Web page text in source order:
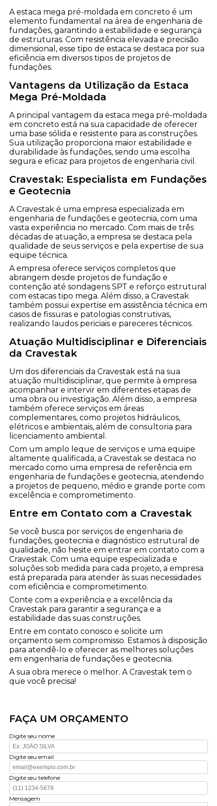
A estaca mega pré-moldada em concreto é um
elemento fundamental na área de engenharia de
fundações, garantindo a estabilidade e segurança
de estruturas. Com resistência elevada e precisão
dimensional, esse tipo de estaca se destaca por sua
eficiência em diversos tipos de projetos de
fundações.
Vantagens da Utilização da Estaca
Mega Pré-Moldada
A principal vantagem da estaca mega pré-moldada
em concreto está na sua capacidade de oferecer
uma base sólida e resistente para as construções.
Sua utilização proporciona maior estabilidade e
durabilidade às fundações, sendo uma escolha
segura e eficaz para projetos de engenharia civil.
Cravestak: Especialista em Fundações
e Geotecnia
A Cravestak é uma empresa especializada em
engenharia de fundações e geotecnia, com uma
vasta experiência no mercado. Com mais de três
décadas de atuação, a empresa se destaca pela
qualidade de seus serviços e pela expertise de sua
equipe técnica.
A empresa oferece serviços completos que
abrangem desde projetos de fundação e
contenção até sondagens SPT e reforço estrutural
com estacas tipo mega. Além disso, a Cravestak
também possui expertise em assistência técnica em
casos de fissuras e patologias construtivas,
realizando laudos periciais e pareceres técnicos.
Atuação Multidisciplinar e Diferenciais
da Cravestak
Um dos diferenciais da Cravestak está na sua
atuação multidisciplinar, que permite à empresa
acompanhar e intervir em diferentes etapas de
uma obra ou investigação. Além disso, a empresa
também oferece serviços em áreas
complementares, como projetos hidráulicos,
elétricos e ambientais, além de consultoria para
licenciamento ambiental.
Com um amplo leque de serviços e uma equipe
altamente qualificada, a Cravestak se destaca no
mercado como uma empresa de referência em
engenharia de fundações e geotecnia, atendendo
a projetos de pequeno, médio e grande porte com
excelência e comprometimento.
Entre em Contato com a Cravestak
Se você busca por serviços de engenharia de
fundações, geotecnia e diagnóstico estrutural de
qualidade, não hesite em entrar em contato com a
Cravestak. Com uma equipe especializada e
soluções sob medida para cada projeto, a empresa
está preparada para atender às suas necessidades
com eficiência e comprometimento.
Conte com a experiência e a excelência da
Cravestak para garantir a segurança e a
estabilidade das suas construções.
Entre em contato conosco e solicite um
orçamento sem compromisso. Estamos à disposição
para atendê-lo e oferecer as melhores soluções
em engenharia de fundações e geotecnia.
A sua obra merece o melhor. A Cravestak tem o
que você precisa!
FAÇA UM ORÇAMENTO
Digite seu nome
Digite seu email
Digite seu telefone
Mensagem